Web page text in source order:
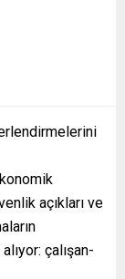
açıkları ve
çalışan-